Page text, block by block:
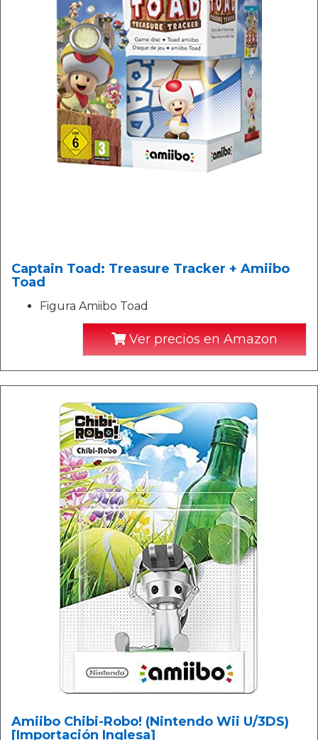
Captain Toad: Treasure Tracker + Amiibo
Toad
Figura Amiibo Toad
Ver precios en Amazon
Amiibo Chibi-Robo! (Nintendo Wii U/3DS)
[Importación Inglesa]